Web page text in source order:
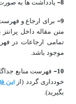
8- یادداشت ها به
9-
متن مقاله داخل
تمامی ارجاعات در
موجود باشد.
10-
فهرست منابع
خودداری گردد (ازاین
بگیرید).